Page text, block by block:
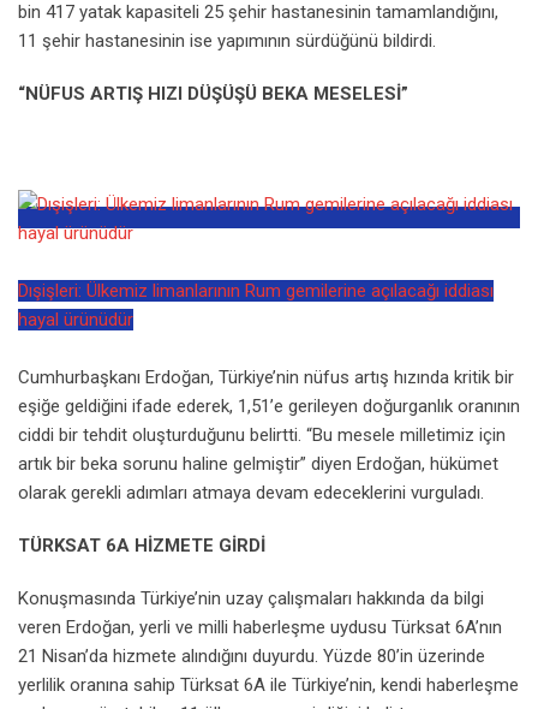
bin 417 yatak kapasiteli 25 şehir hastanesinin tamamlandığını,
11 şehir hastanesinin ise yapımının sürdüğünü bildirdi.
“NÜFUS ARTIŞ HIZI DÜŞÜŞÜ BEKA MESELESİ”
Dışişleri: Ülkemiz limanlarının Rum gemilerine açılacağı iddiası
hayal ürünüdür
Cumhurbaşkanı Erdoğan, Türkiye’nin nüfus artış hızında kritik bir
eşiğe geldiğini ifade ederek, 1,51’e gerileyen doğurganlık oranının
ciddi bir tehdit oluşturduğunu belirtti. “Bu mesele milletimiz için
artık bir beka sorunu haline gelmiştir” diyen Erdoğan, hükümet
olarak gerekli adımları atmaya devam edeceklerini vurguladı.
TÜRKSAT 6A HİZMETE GİRDİ
Konuşmasında Türkiye’nin uzay çalışmaları hakkında da bilgi
veren Erdoğan, yerli ve milli haberleşme uydusu Türksat 6A’nın
21 Nisan’da hizmete alındığını duyurdu. Yüzde 80’in üzerinde
yerlilik oranına sahip Türksat 6A ile Türkiye’nin, kendi haberleşme